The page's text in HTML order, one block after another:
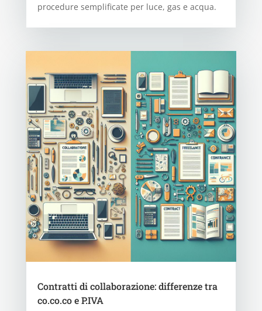
procedure semplificate per luce, gas e acqua.
Contratti di collaborazione: differenze tra
co.co.co e P.IVA